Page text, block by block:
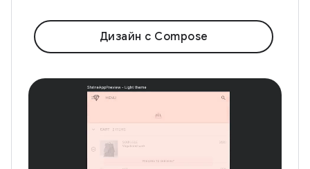
Дизайн с Compose